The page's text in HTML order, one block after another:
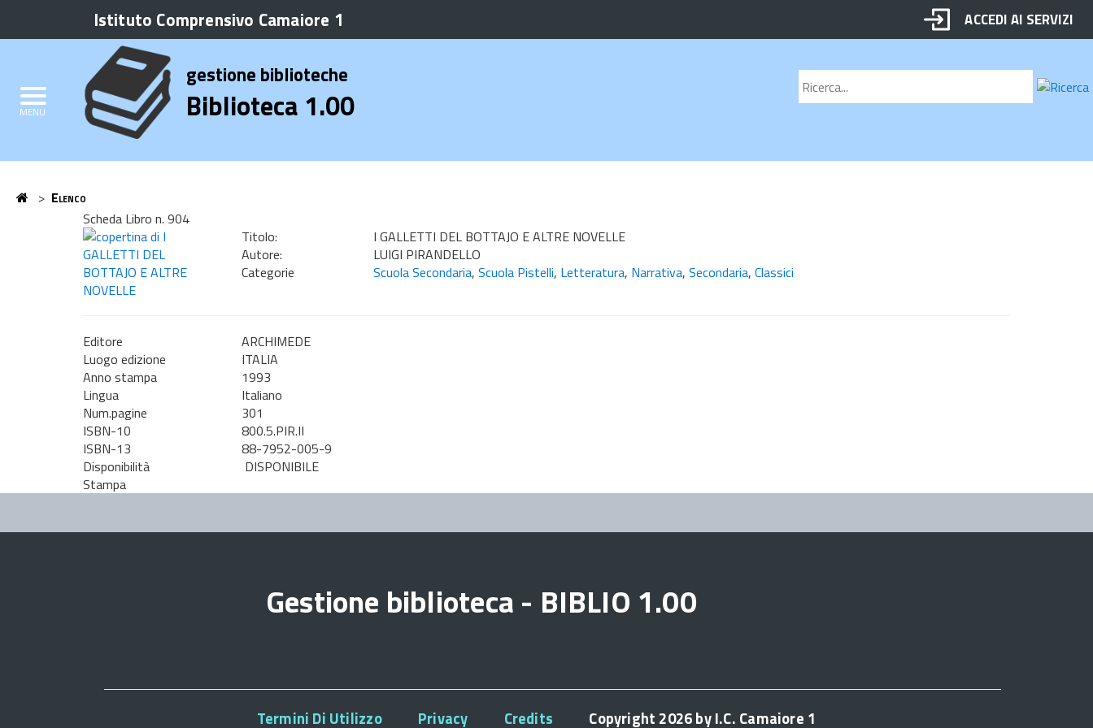
Credits
Istituto Comprensivo Camaiore 1 ACCEDI AI SERVIZI
Biblioteca
MENU
gestione biblioteche
Biblioteca 1.00
Motore
Home
> Elenco
Scheda Libro n. 904
Titolo:
I GALLETTI DEL BOTTAJO E ALTRE NOVELLE
Autore:
LUIGI PIRANDELLO
Categorie
Scuola Secondaria,Scuola Pistelli, Letteratura, Narrativa,Secondaria,Classici
Editore
ARCHIMEDE
Luogo edizione
ITALIA
Anno stampa
1993
Lingua
Italiano
Num.pagine
301
ISBN-10
800.5.PIR.II
ISBN-13
88-7952-005-9
Disponibilità
DISPONIBILE
Stampa
Gestione biblioteca - BIBLIO 1.00
Termini Di Utilizzo Privacy Credits Copyright 2026 by I.C. Camaiore 1